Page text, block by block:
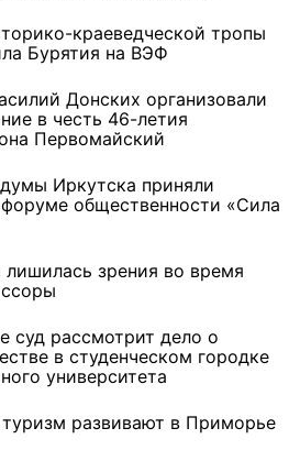
краеведческой тропы
Бурятия на ВЭФ
Донских организовали
в честь 46-летия
Первомайский
Иркутска приняли
общественности «Сила
лишилась зрения во время
суд рассмотрит дело о
в студенческом городке
университета
развивают в Приморье